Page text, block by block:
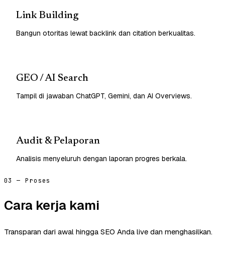
Link Building
Bangun otoritas lewat backlink dan citation berkualitas.
GEO / AI Search
Tampil di jawaban ChatGPT, Gemini, dan AI Overviews.
Audit & Pelaporan
Analisis menyeluruh dengan laporan progres berkala.
03 — Proses
Cara kerja kami
Transparan dari awal hingga SEO Anda live dan menghasilkan.